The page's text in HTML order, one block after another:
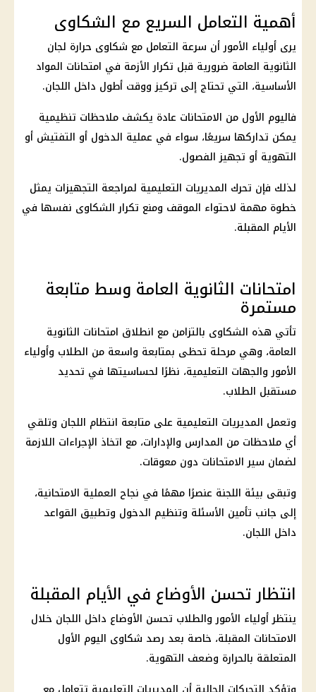
أهمية التعامل السريع مع الشكاوى
يرى أولياء الأمور أن سرعة التعامل مع شكاوى حرارة لجان
الثانوية العامة ضرورية قبل تكرار الأزمة في امتحانات المواد
الأساسية، التي تحتاج إلى تركيز ووقت أطول داخل اللجان.
فاليوم الأول من الامتحانات عادة يكشف ملاحظات تنظيمية
يمكن تداركها سريعًا، سواء في عملية الدخول أو التفتيش أو
التهوية أو تجهيز الفصول.
لذلك فإن تحرك المديريات التعليمية لمراجعة التجهيزات يمثل
خطوة مهمة لاحتواء الموقف ومنع تكرار الشكاوى نفسها في
الأيام المقبلة.
امتحانات الثانوية العامة وسط متابعة
مستمرة
تأتي هذه الشكاوى بالتزامن مع انطلاق امتحانات الثانوية
العامة، وهي مرحلة تحظى بمتابعة واسعة من الطلاب وأولياء
الأمور والجهات التعليمية، نظرًا لحساسيتها في تحديد
مستقبل الطلاب.
وتعمل المديريات التعليمية على متابعة انتظام اللجان وتلقي
أي ملاحظات من المدارس والإدارات، مع اتخاذ الإجراءات اللازمة
لضمان سير الامتحانات دون معوقات.
وتبقى بيئة اللجنة عنصرًا مهمًا في نجاح العملية الامتحانية،
إلى جانب تأمين الأسئلة وتنظيم الدخول وتطبيق القواعد
داخل اللجان.
انتظار تحسن الأوضاع في الأيام المقبلة
ينتظر أولياء الأمور والطلاب تحسن الأوضاع داخل اللجان خلال
الامتحانات المقبلة، خاصة بعد رصد شكاوى اليوم الأول
المتعلقة بالحرارة وضعف التهوية.